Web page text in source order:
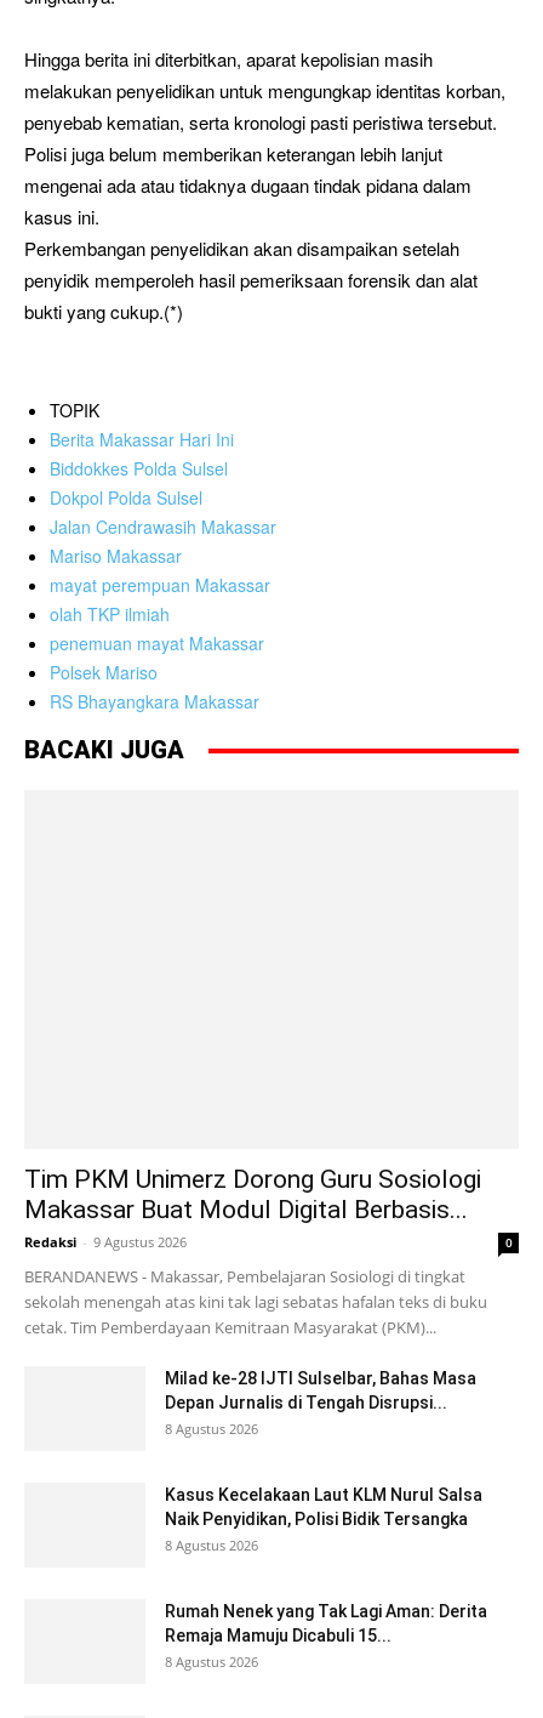
Hingga berita ini diterbitkan, aparat kepolisian masih
melakukan penyelidikan untuk mengungkap identitas korban,
penyebab kematian, serta kronologi pasti peristiwa tersebut.
Polisi juga belum memberikan keterangan lebih lanjut
mengenai ada atau tidaknya dugaan tindak pidana dalam
kasus ini.
Perkembangan penyelidikan akan disampaikan setelah
penyidik memperoleh hasil pemeriksaan forensik dan alat
bukti yang cukup.(*)
TOPIK
Berita Makassar Hari Ini
Biddokkes Polda Sulsel
Dokpol Polda Sulsel
Jalan Cendrawasih Makassar
Mariso Makassar
mayat perempuan Makassar
olah TKP ilmiah
penemuan mayat Makassar
Polsek Mariso
RS Bhayangkara Makassar
BACAKI JUGA
Tim PKM Unimerz Dorong Guru Sosiologi
Makassar Buat Modul Digital Berbasis...
Redaksi - 9 Agustus 2026 0
BERANDANEWS - Makassar, Pembelajaran Sosiologi di tingkat
sekolah menengah atas kini tak lagi sebatas hafalan teks di buku
cetak. Tim Pemberdayaan Kemitraan Masyarakat (PKM)...
Milad ke-28 IJTI Sulselbar, Bahas Masa
Depan Jurnalis di Tengah Disrupsi...
8 Agustus 2026
Kasus Kecelakaan Laut KLM Nurul Salsa
Naik Penyidikan, Polisi Bidik Tersangka
8 Agustus 2026
Rumah Nenek yang Tak Lagi Aman: Derita
Remaja Mamuju Dicabuli 15...
8 Agustus 2026